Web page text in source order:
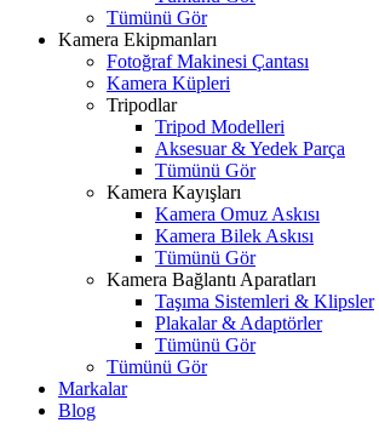
Tümünü Gör
Kamera Ekipmanları
Fotoğraf Makinesi Çantası
Kamera Küpleri
Tripodlar
Tripod Modelleri
Aksesuar & Yedek Parça
Tümünü Gör
Kamera Kayışları
Kamera Omuz Askısı
Kamera Bilek Askısı
Tümünü Gör
Kamera Bağlantı Aparatları
Taşıma Sistemleri & Klipsler
Plakalar & Adaptörler
Tümünü Gör
Tümünü Gör
Markalar
Blog